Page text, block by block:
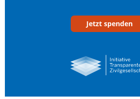
Jetzt spenden